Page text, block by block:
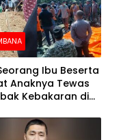
Ibu Beserta
Anaknya Tewas
Kebakaran di